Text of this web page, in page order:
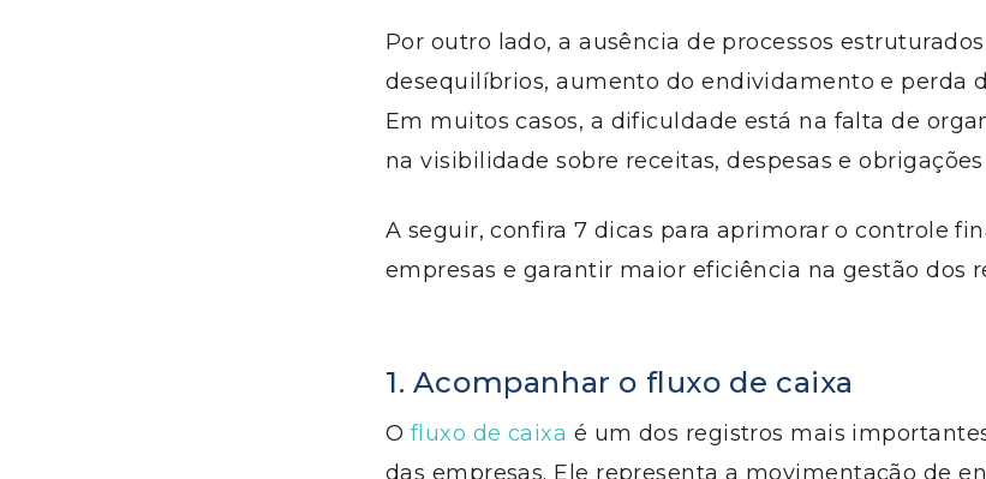
Por outro lado, a ausência de processos
desequilíbrios, aumento do endividamento e perda
Em muitos casos, a dificuldade está na falta de
na visibilidade sobre receitas, despesas e
A seguir, confira 7 dicas para aprimorar o controle
empresas e garantir maior eficiência na gestão dos
1. Acompanhar o fluxo de caixa
O fluxo de caixa é um dos registros mais
das empresas. Ele representa a movimentação de